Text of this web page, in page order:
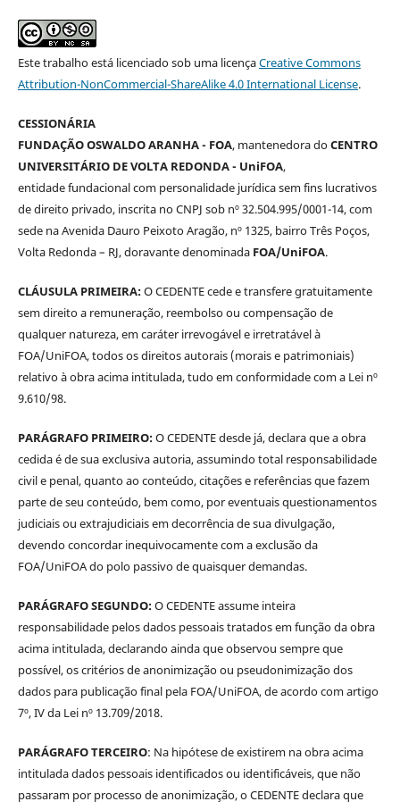
Este trabalho está licenciado sob uma licençaCreative Commons
Attribution-NonCommercial-ShareAlike 4.0 International License.
CESSIONÁRIA
FUNDAÇÃO OSWALDO ARANHA - FOA, mantenedora doCENTRO
UNIVERSITÁRIO DE VOLTA REDONDA - UniFOA,
entidade fundacional com personalidade jurídica sem fins lucrativos
de direito privado, inscrita no CNPJ sob nº 32.504.995/0001-14, com
sede na Avenida Dauro Peixoto Aragão, nº 1325, bairro Três Poços,
Volta Redonda – RJ, doravante denominada FOA/UniFOA.
CLÁUSULA PRIMEIRA:O CEDENTE cede e transfere gratuitamente
sem direito a remuneração, reembolso ou compensação de
qualquer natureza, em caráter irrevogável e irretratável à
FOA/UniFOA, todos os direitos autorais (morais e patrimoniais)
relativo à obra acima intitulada, tudo em conformidade com a Lei nº
9.610/98.
PARÁGRAFO PRIMEIRO:O CEDENTE desde já, declara que a obra
cedida é de sua exclusiva autoria, assumindo total responsabilidade
civil e penal, quanto ao conteúdo, citações e referências que fazem
parte de seu conteúdo, bem como, por eventuais questionamentos
judiciais ou extrajudiciais em decorrência de sua divulgação,
devendo concordar inequivocamente com a exclusão da
FOA/UniFOA do polo passivo de quaisquer demandas.
PARÁGRAFO SEGUNDO:O CEDENTE assume inteira
responsabilidade pelos dados pessoais tratados em função da obra
acima intitulada, declarando ainda que observou sempre que
possível, os critérios de anonimização ou pseudonimização dos
dados para publicação final pela FOA/UniFOA, de acordo com artigo
7º, IV da Lei nº 13.709/2018.
PARÁGRAFO TERCEIRO: Na hipótese de existirem na obra acima
intitulada dados pessoais identificados ou identificáveis, que não
passaram por processo de anonimização, o CEDENTE declara que